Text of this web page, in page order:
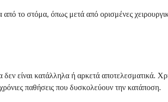
το στόμα, όπως μετά από ορισμένες
είναι κατάλληλα ή αρκετά αποτελεσματικά.
παθήσεις που δυσκολεύουν την κατάποση.